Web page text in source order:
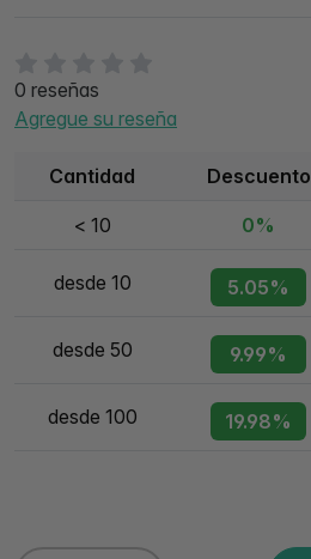
0 reseñas
Agregue su reseña
Cantidad Descuento
< 10 0%
desde 10 5.05%
desde 50 9.99%
desde 100 19.98%